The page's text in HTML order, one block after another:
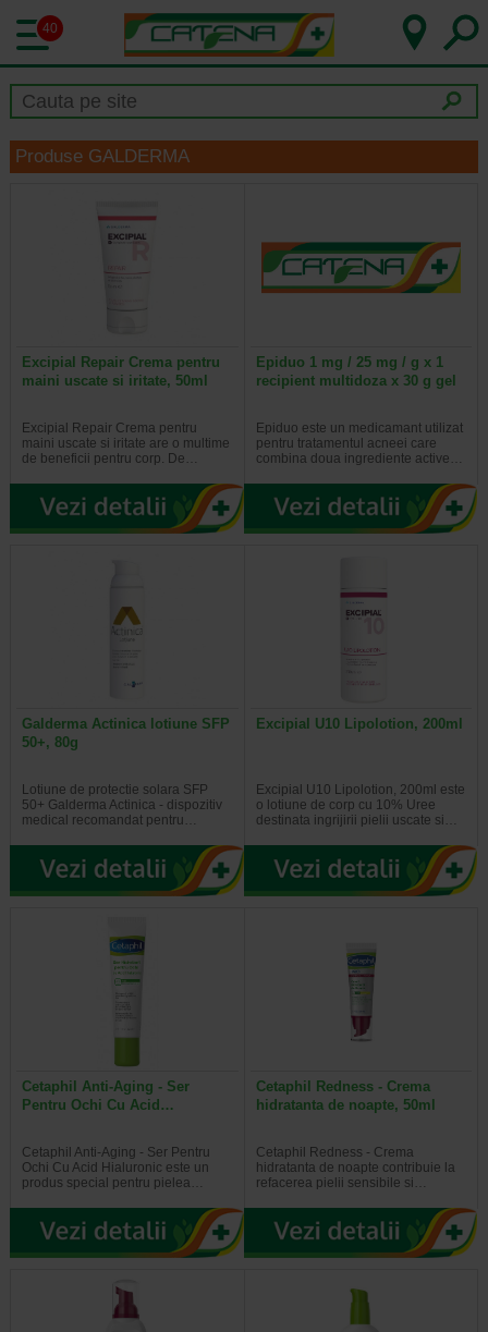
40
Produse GALDERMA
Excipial Repair Crema pentru
maini uscate si iritate, 50ml
Excipial Repair Crema pentru
maini uscate si iritate are o multime
de beneficii pentru corp. De…
Epiduo 1 mg / 25 mg / g x 1
recipient multidoza x 30 g gel
Epiduo este un medicamant utilizat
pentru tratamentul acneei care
combina doua ingrediente active…
Galderma Actinica lotiune SFP
50+, 80g
Lotiune de protectie solara SFP
50+ Galderma Actinica - dispozitiv
medical recomandat pentru…
Excipial U10 Lipolotion, 200ml
Excipial U10 Lipolotion, 200ml este
o lotiune de corp cu 10% Uree
destinata ingrijirii pielii uscate si…
Cetaphil Anti-Aging - Ser
Pentru Ochi Cu Acid…
Cetaphil Anti-Aging - Ser Pentru
Ochi Cu Acid Hialuronic este un
produs special pentru pielea…
Cetaphil Redness - Crema
hidratanta de noapte, 50ml
Cetaphil Redness - Crema
hidratanta de noapte contribuie la
refacerea pielii sensibile si…